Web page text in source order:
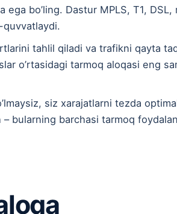
bo’ling. Dastur MPLS, T1, DSL,
quvvatlaydi.
tahlil qiladi va trafikni qayta
o’rtasidagi tarmoq aloqasi eng
siz xarajatlarni tezda
bularning barchasi tarmoq